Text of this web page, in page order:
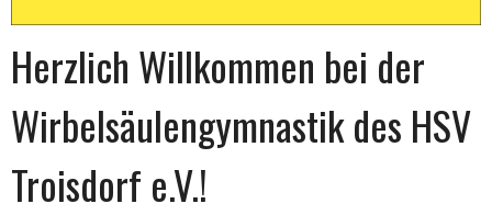
Herzlich Willkommen bei der
Wirbelsäulengymnastik des HSV
Troisdorf e.V.!